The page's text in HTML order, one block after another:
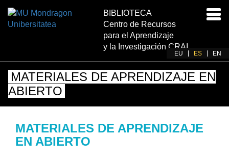
BIBLIOTECA
Centro de Recursos
para el Aprendizaje
y la Investigación CRAI
EU ES EN
MATERIALES DE APRENDIZAJE EN
ABIERTO
MATERIALES DE APRENDIZAJE
EN ABIERTO